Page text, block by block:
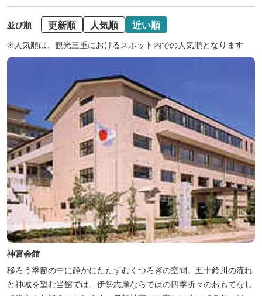
並び順 更新順 人気順 近い順
※人気順は、観光三重におけるスポット内での人気順となります
神宮会館
移ろう季節の中に静かにたたずむくつろぎの空間。五十鈴川の流れ
と神域を望む当館では、伊勢志摩ならではの四季折々のおもてなし